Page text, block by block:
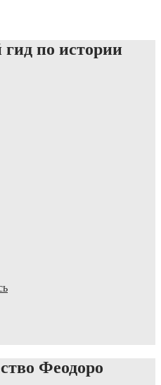
по истории
Феодоро